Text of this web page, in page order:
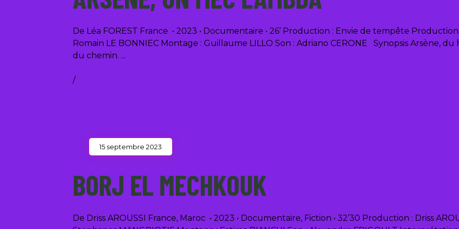
De Léa FOREST France • 2023 • Documentaire • 26’ Production : Envie de tempête
Romain LE BONNIEC Montage : Guillaume LILLO Son : Adriano CERONE Synopsis Arsène,
du chemin.
/
15 septembre 2023
BORJ EL MECHKOUK
De Driss AROUSSI France, Maroc • 2023 • Documentaire, Fiction • 32’30 Production : Driss